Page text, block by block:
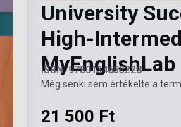
University
High-
MyEnglishLab
ISBN: 9780134653228
Még senki sem értékelte a
21 500 Ft